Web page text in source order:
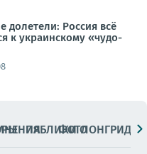
долетели: Россия всё
к украинскому «чудо-
ПАБЛИКИ
ФОТОЛОНГРИДЫ